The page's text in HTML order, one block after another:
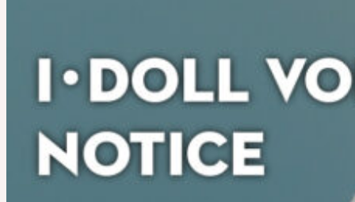
会社紹介
業務提携
サポート
ご利用案内
正規商品照会
よくある質問 (FAQ)
カスタマーセンター (Q&A)
THE GEM